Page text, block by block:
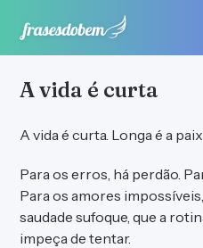
A vida é curta
A vida é curta. Longa é a
Para os erros, há perdão.
Para os amores
saudade sufoque, que a
impeça de tentar.